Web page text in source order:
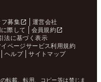
フ募集
運営会社
際して
会員規約
法に基づく表示
イページサービス利用規約
ヘルプ サイトマップ
転載、転用、コピー等は禁じま